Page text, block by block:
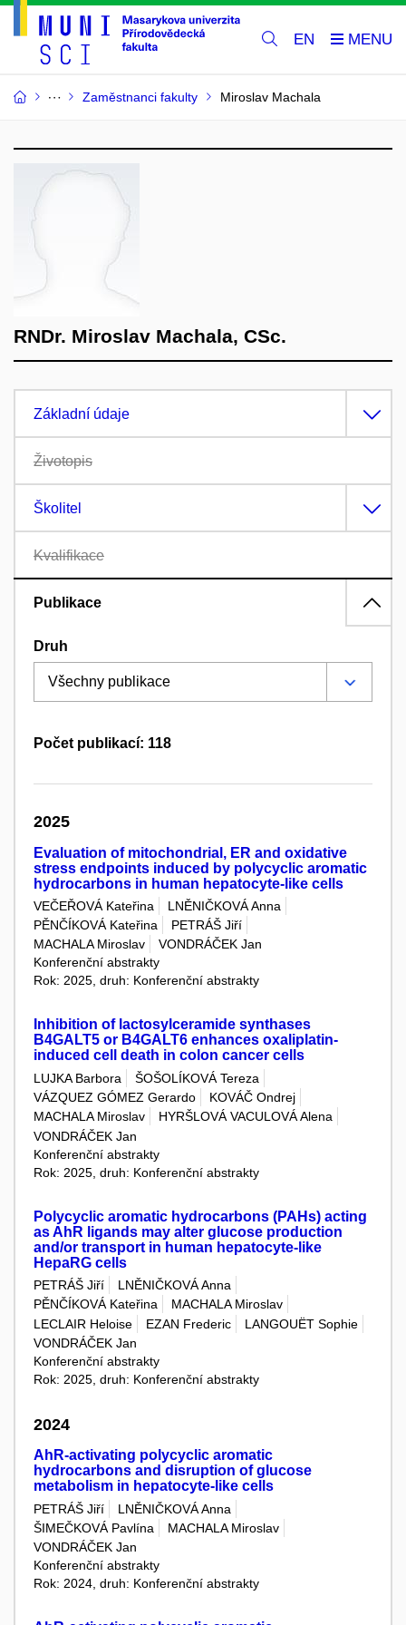
EN
Zaměstnanci fakulty Miroslav Machala
RNDr. Miroslav Machala, CSc.
Základní údaje
Životopis
Školitel
Kvalifikace
Publikace
Druh
Počet publikací: 118
2025
Evaluation of mitochondrial, ER and oxidative
stress endpoints induced by polycyclic aromatic
hydrocarbons in human hepatocyte-like cells
VEČEŘOVÁ Kateřina
LNĚNIČKOVÁ Anna
PĚNČÍKOVÁ Kateřina
PETRÁŠ Jiří
MACHALA Miroslav
VONDRÁČEK Jan
Konferenční abstrakty
Rok: 2025, druh: Konferenční abstrakty
Inhibition of lactosylceramide synthases
B4GALT5 or B4GALT6 enhances oxaliplatin-
induced cell death in colon cancer cells
LUJKA Barbora
ŠOŠOLÍKOVÁ Tereza
VÁZQUEZ GÓMEZ Gerardo
KOVÁČ Ondrej
MACHALA Miroslav
HYRŠLOVÁ VACULOVÁ Alena
VONDRÁČEK Jan
Konferenční abstrakty
Rok: 2025, druh: Konferenční abstrakty
Polycyclic aromatic hydrocarbons (PAHs) acting
as AhR ligands may alter glucose production
and/or transport in human hepatocyte-like
HepaRG cells
PETRÁŠ Jiří
LNĚNIČKOVÁ Anna
PĚNČÍKOVÁ Kateřina
MACHALA Miroslav
LECLAIR Heloise
EZAN Frederic
LANGOUËT Sophie
VONDRÁČEK Jan
Konferenční abstrakty
Rok: 2025, druh: Konferenční abstrakty
2024
AhR-activating polycyclic aromatic
hydrocarbons and disruption of glucose
metabolism in hepatocyte-like cells
PETRÁŠ Jiří
LNĚNIČKOVÁ Anna
ŠIMEČKOVÁ Pavlína
MACHALA Miroslav
VONDRÁČEK Jan
Konferenční abstrakty
Rok: 2024, druh: Konferenční abstrakty